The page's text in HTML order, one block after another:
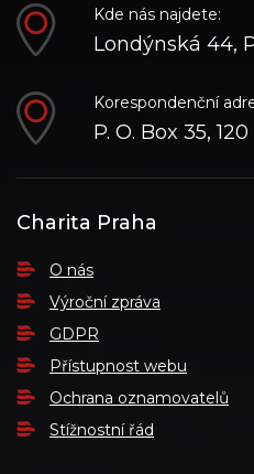
Kde nás najdete:
Londýnská 44,
Korespondenční
P. O. Box 35,
Charita Praha
O nás
Výroční zpráva
GDPR
Přístupnost webu
Ochrana oznamovatelů
Stížnostní řád